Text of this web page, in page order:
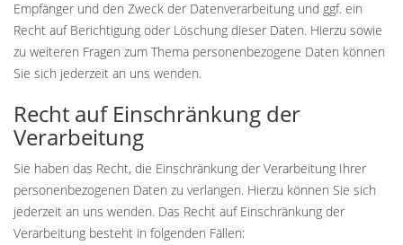
Empfänger und den Zweck der Datenverarbeitung und ggf. ein
Recht auf Berichtigung oder Löschung dieser Daten. Hierzu sowie
zu weiteren Fragen zum Thema personenbezogene Daten können
Sie sich jederzeit an uns wenden.
Recht auf Einschränkung der
Verarbeitung
Sie haben das Recht, die Einschränkung der Verarbeitung Ihrer
personenbezogenen Daten zu verlangen. Hierzu können Sie sich
jederzeit an uns wenden. Das Recht auf Einschränkung der
Verarbeitung besteht in folgenden Fällen: